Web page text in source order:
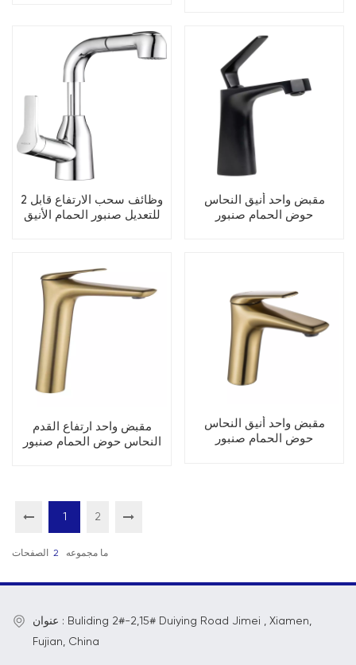
2 وظائف سحب الارتفاع قابل
للتعديل صنبور الحمام الأنيق
مقبض واحد أنيق النحاس
حوض الحمام صنبور
مقبض واحد ارتفاع القدم
النحاس حوض الحمام صنبور
مقبض واحد أنيق النحاس
حوض الحمام صنبور
1 2
ما مجموعه 2 الصفحات
عنوان : Buliding 2#-2,15# Duiying Road Jimei , Xiamen,
Fujian, China